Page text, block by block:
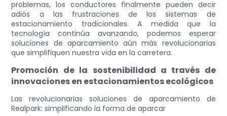
problemas, los conductores finalmente pueden decir
adiós a las frustraciones de los sistemas de
estacionamiento tradicionales. A medida que la
tecnología continúa avanzando, podemos esperar
soluciones de aparcamiento aún más revolucionarias
que simplifiquen nuestra vida en la carretera.
Promoción de la sostenibilidad a través de
innovaciones en estacionamientos ecológicos
Las revolucionarias soluciones de aparcamiento de
Realpark: simplificando la forma de aparcar